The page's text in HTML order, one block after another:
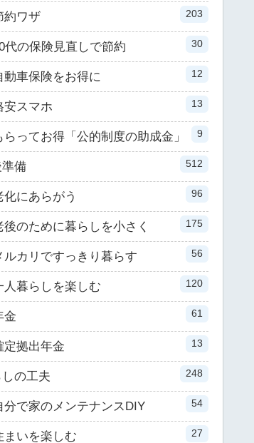
約ワザ 203
代の保険見直しで節約 30
動車保険をお得に 12
安スマホ 13
らってお得「公的制度の助成金」 9
備 512
化にあらがう 96
後のために暮らしを小さく 175
ルカリですっきり暮らす 56
人暮らしを楽しむ 120
金 61
定拠出年金 13
の工夫 248
分で家のメンテナンスDIY 54
まいを楽しむ 27